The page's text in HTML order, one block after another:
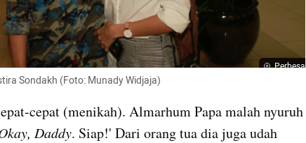
Perbesar
Sondakh (Foto: Munady Widjaja)
cepat (menikah). Almarhum Papa malah nyuruh
Daddy. Siap!' Dari orang tua dia juga udah